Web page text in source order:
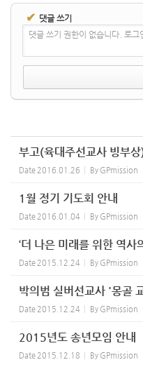
✔ 댓글 쓰기
댓글 쓰기 권한이 없습니다. 로그
부고(육대주선교사 빙부상
Date 2016.01.26 By GPmission
1월 정기 기도회 안내
Date 2016.01.04 By GPmission
‘더 나은 미래를 위한 역사
Date 2015.12.24 By GPmission
박의범 실버선교사 '몽골
Date 2015.12.24 By GPmission
2015년도 송년모임 안내
Date 2015.12.18 By GPmission